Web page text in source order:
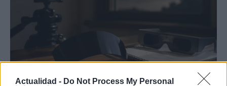
Actualidad - Do Not Process My Personal
Protocolos de seguridad ocular y